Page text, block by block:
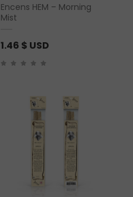
Encens HEM – Morning
Mist
1.46 $ USD